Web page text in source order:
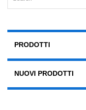
PRODOTTI
NUOVI PRODOTTI